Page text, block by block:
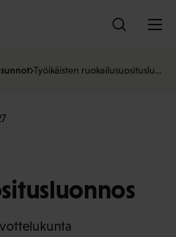
Työikäisten ruokailusuosituslu…